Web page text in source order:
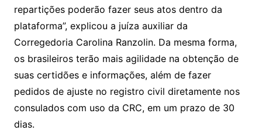
repartições poderão fazer seus atos dentro da
plataforma”, explicou a juíza auxiliar da
Corregedoria Carolina Ranzolin. Da mesma forma,
os brasileiros terão mais agilidade na obtenção de
suas certidões e informações, além de fazer
pedidos de ajuste no registro civil diretamente nos
consulados com uso da CRC, em um prazo de 30
dias.